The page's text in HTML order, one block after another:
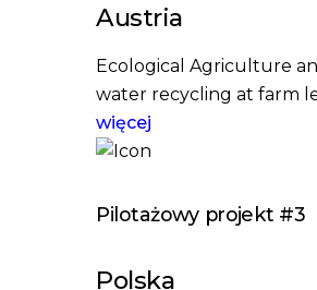
Austria
Ecological Agriculture
water recycling at farm
więcej
Pilotażowy projekt #3
Polska